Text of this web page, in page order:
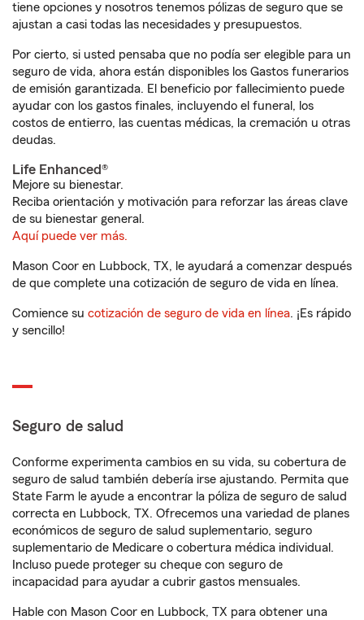
tiene opciones y nosotros tenemos pólizas de seguro que se
ajustan a casi todas las necesidades y presupuestos.
Por cierto, si usted pensaba que no podía ser elegible para un
seguro de vida, ahora están disponibles los Gastos funerarios
de emisión garantizada. El beneficio por fallecimiento puede
ayudar con los gastos finales, incluyendo el funeral, los
costos de entierro, las cuentas médicas, la cremación u otras
deudas.
Life Enhanced®
Mejore su bienestar.
Reciba orientación y motivación para reforzar las áreas clave
de su bienestar general.
Aquí puede ver más.
Mason Coor en Lubbock, TX, le ayudará a comenzar después
de que complete una cotización de seguro de vida en línea.
Comience su cotización de seguro de vida en línea. ¡Es rápido
y sencillo!
Seguro de salud
Conforme experimenta cambios en su vida, su cobertura de
seguro de salud también debería irse ajustando. Permita que
State Farm le ayude a encontrar la póliza de seguro de salud
correcta en Lubbock, TX. Ofrecemos una variedad de planes
económicos de seguro de salud suplementario, seguro
suplementario de Medicare o cobertura médica individual.
Incluso puede proteger su cheque con seguro de
incapacidad para ayudar a cubrir gastos mensuales.
Hable con Mason Coor en Lubbock, TX para obtener una